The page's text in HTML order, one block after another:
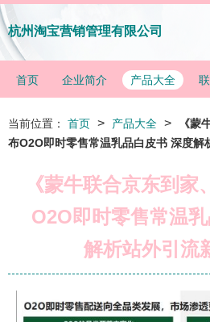
杭州淘宝营销管理有限公司
首页 企业简介 产品大全
当前位置： 首页 > 产品大全 >
《蒙
布O2O即时零售常温乳品白皮书 深度解
《蒙牛联合京东到
O2O即时零售常温
解析站外引流